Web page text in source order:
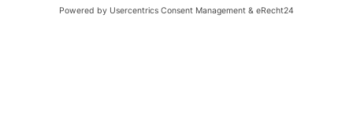
Versandpartner